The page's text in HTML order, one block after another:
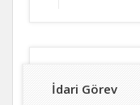
İdari Görev